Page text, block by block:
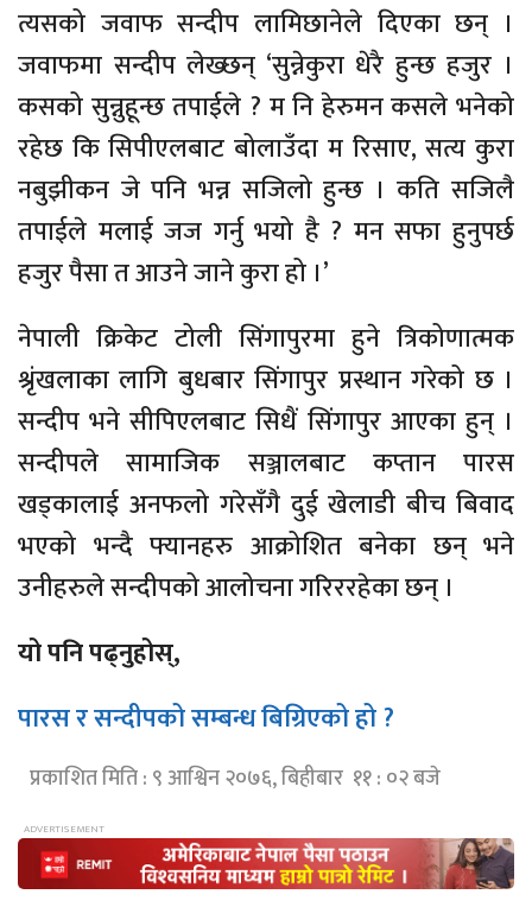
त्यसको जवाफ सन्दीप लामिछानेले दिएका छन् ।
जवाफमा सन्दीप लेख्छन् ‘सुन्नेकुरा धेरै हुन्छ हजुर ।
कसको सुन्नुहून्छ तपाईले ? म नि हेरुमन कसले भनेको
रहेछ कि सिपीएलबाट बोलाउँदा म रिसाए, सत्य कुरा
नबुझीकन जे पनि भन्न सजिलो हुन्छ । कति सजिलै
तपाईले मलाई जज गर्नु भयो है ? मन सफा हुनुपर्छ
हजुर पैसा त आउने जाने कुरा हो ।’
नेपाली क्रिकेट टोली सिंगापुरमा हुने त्रिकोणात्मक
श्रृंखलाका लागि बुधबार सिंगापुर प्रस्थान गरेको छ ।
सन्दीप भने सीपिएलबाट सिधैं सिंगापुर आएका हुन् ।
सन्दीपले सामाजिक सञ्जालबाट कप्तान पारस
खड्कालाई अनफलो गरेसँगै दुई खेलाडी बीच बिवाद
भएको भन्दै फ्यानहरु आक्रोशित बनेका छन् भने
उनीहरुले सन्दीपको आलोचना गरिररहेका छन् ।
यो पनि पढ्नुहोस्,
पारस र सन्दीपको सम्बन्ध बिग्रिएको हो ?
प्रकाशित मिति : ९ आश्विन २०७६, बिहीबार ११ : ०२ बजे